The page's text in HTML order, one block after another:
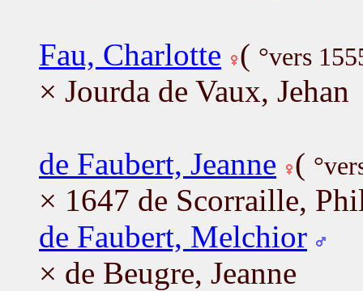
Fau, Charlotte ( °vers
× Jourda de Vaux, Jehan
de Faubert, Jeanne (
× 1647 de Scorraille,
de Faubert, Melchior
× de Beugre, Jeanne